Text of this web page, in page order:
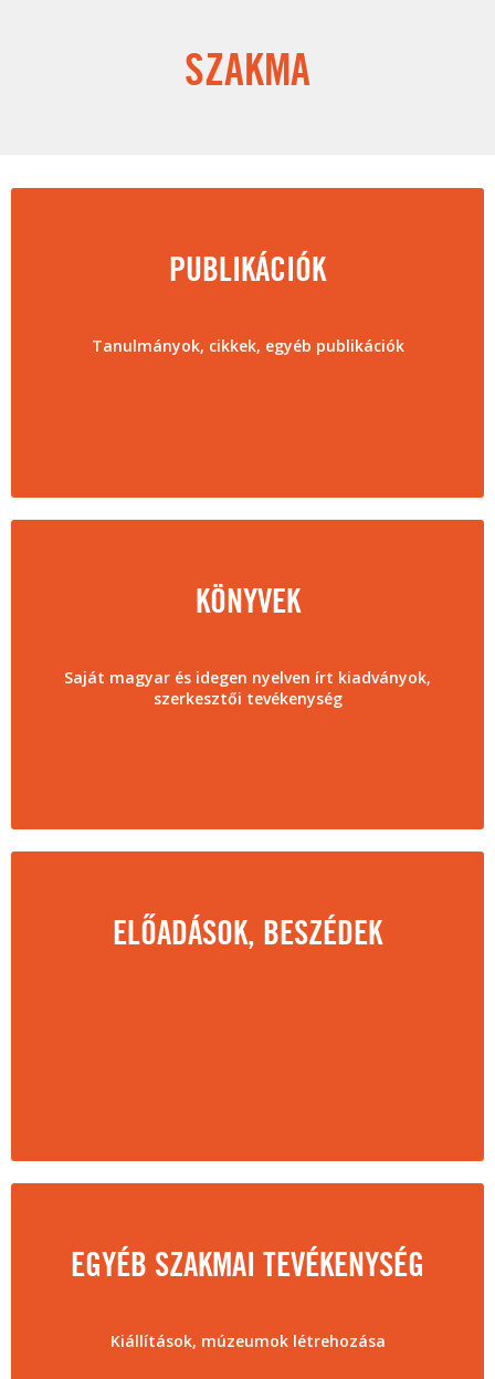
SZAKMA
PUBLIKÁCIÓK
Tanulmányok, cikkek, egyéb publikációk
KÖNYVEK
Saját magyar és idegen nyelven írt kiadványok,
szerkesztői tevékenység
ELŐADÁSOK, BESZÉDEK
EGYÉB SZAKMAI TEVÉKENYSÉG
Kiállítások, múzeumok létrehozása